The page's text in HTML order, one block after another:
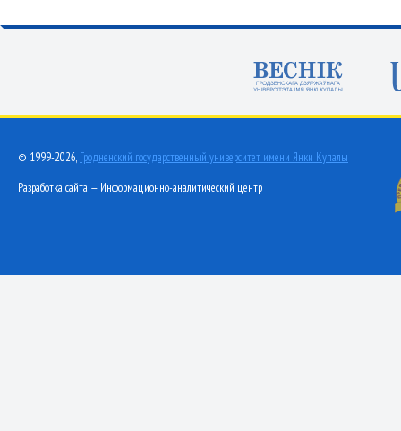
© 1999-2026, Гродненский государственный университет имени Янки Купалы
Разработка сайта — Информационно-аналитический центр